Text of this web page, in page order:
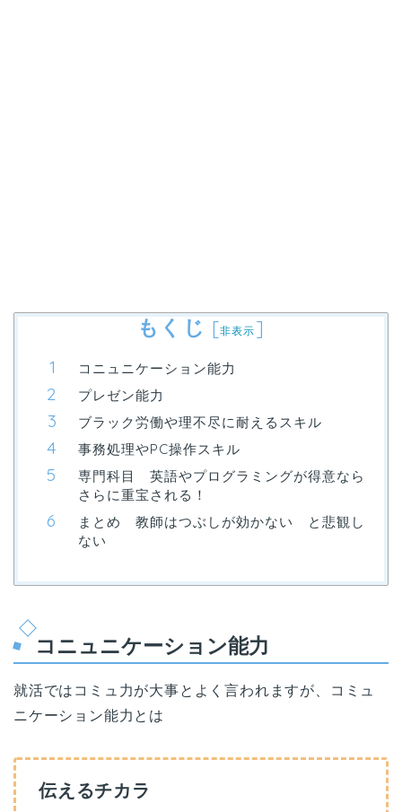
もくじ [非表示 ]
コニュニケーション能力
プレゼン能力
ブラック労働や理不尽に耐えるスキル
事務処理やPC操作スキル
専門科目 英語やプログラミングが得意なら
さらに重宝される！
まとめ 教師はつぶしが効かない と悲観し
ない
コニュニケーション能力
就活ではコミュ力が大事とよく言われますが、コミュ
ニケーション能力とは
伝えるチカラ